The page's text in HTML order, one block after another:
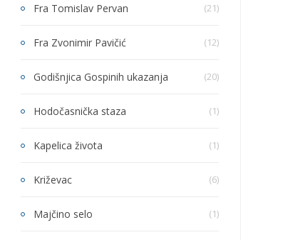
Fra Tomislav Pervan (21)
Fra Zvonimir Pavičić (12)
Godišnjica Gospinih ukazanja (20)
Hodočasnička staza (1)
Kapelica života (1)
Križevac (6)
Majčino selo (1)